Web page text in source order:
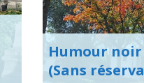
Humour noir
(Sans